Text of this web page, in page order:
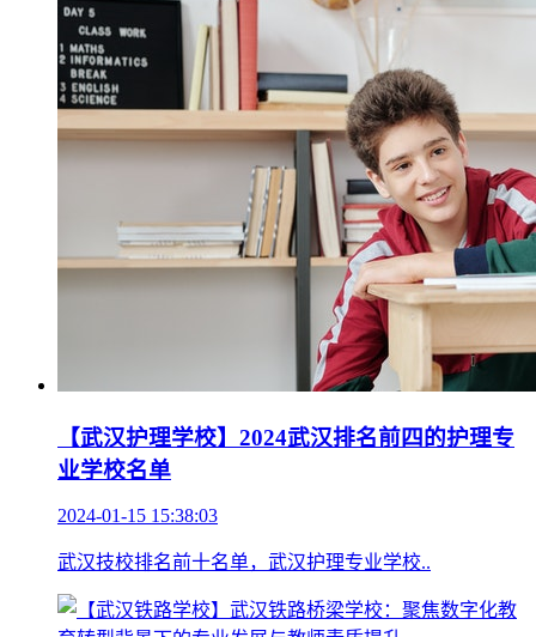
【武汉护理学校】2024武汉排名前四的护理专
业学校名单
2024-01-15 15:38:03
武汉技校排名前十名单，武汉护理专业学校..